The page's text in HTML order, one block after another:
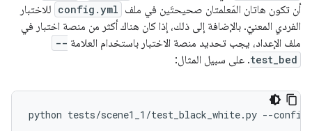
أن تكون هاتان المَعلمتان صحيحتَين في ملف config.yml للاختبار
الفردي المعنيّ. بالإضافة إلى ذلك، إذا كان هناك أكثر من منصة اختبار في
ملف الإعداد، يجب تحديد منصة الاختبار باستخدام العلامة --
test_bed. على سبيل المثال: